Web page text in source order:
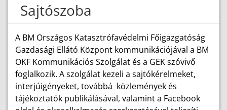
Sajtószoba
A BM Országos Katasztrófavédelmi Főigazgatóság
Gazdasági Ellátó Központ kommunikációjával a BM
OKF Kommunikációs Szolgálat és a GEK szóvivő
foglalkozik. A szolgálat kezeli a sajtókérelmeket,
interjúigényeket, továbbá közlemények és
tájékoztatók publikálásával, valamint a Facebook